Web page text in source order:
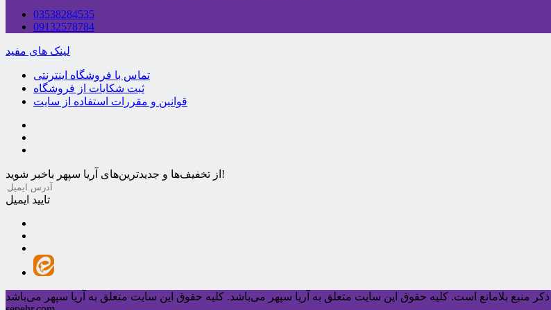
03538284535
09132578784
لینک های مفید
تماس با فروشگاه اینترنتی
ثبت شکایات از فروشگاه
قوانین و مقررات استفاده از سایت
از تخفیف‌ها و جدیدترین‌های آریا سپهر باخبر شوید!
تایید ایمیل
منبع بلامانع است. کليه حقوق اين سايت متعلق به آریا سپهر می‌باشد.